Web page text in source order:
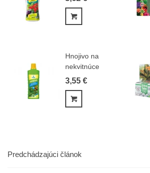
Hnojivo na
nekvitnúce
izbové
3,55 €
Predchádzajúci článok